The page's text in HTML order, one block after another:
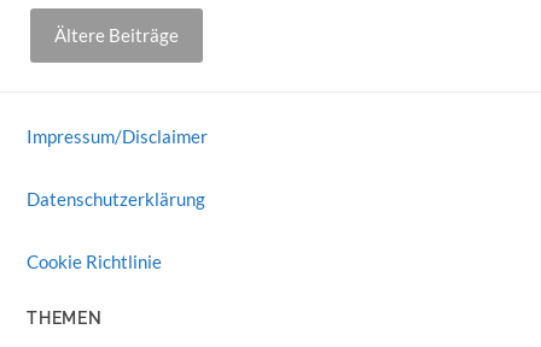
Beitragsnavigation
Ältere Beiträge
Impressum/Disclaimer
Datenschutzerklärung
Cookie Richtlinie
THEMEN